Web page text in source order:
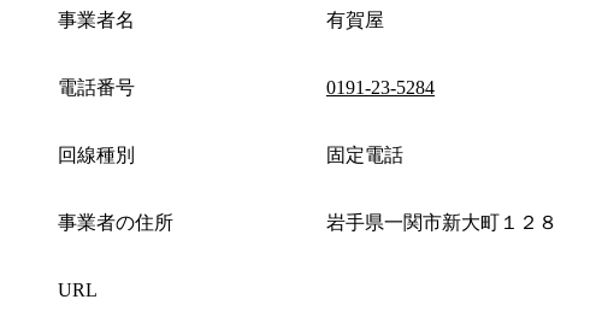
事業者名 有賀屋
電話番号 0191-23-5284
回線種別 固定電話
事業者の住所 岩手県一関市新大町１２８
URL